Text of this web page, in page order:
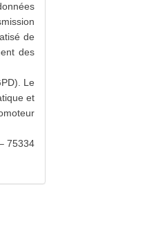
de
des
Le
et
75334